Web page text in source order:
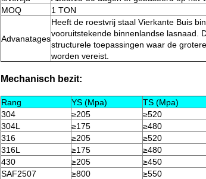
MOQ
1 TON
Advanatages
Heeft de roestvrij staal Vierkante Buis
vooruitstekende binnenlandse lasnaad.
structurele toepassingen waar de
worden vereist.
Mechanisch bezit:
Rang YS (Mpa) TS (Mpa)
304
≥205 ≥520
304L
≥175 ≥480
316
≥205 ≥520
316L
≥175 ≥480
430
≥205 ≥450
SAF2507
≥800 ≥550